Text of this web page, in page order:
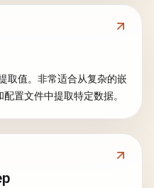
取值。非常适合从复杂的嵌
置文件中提取特定数据。